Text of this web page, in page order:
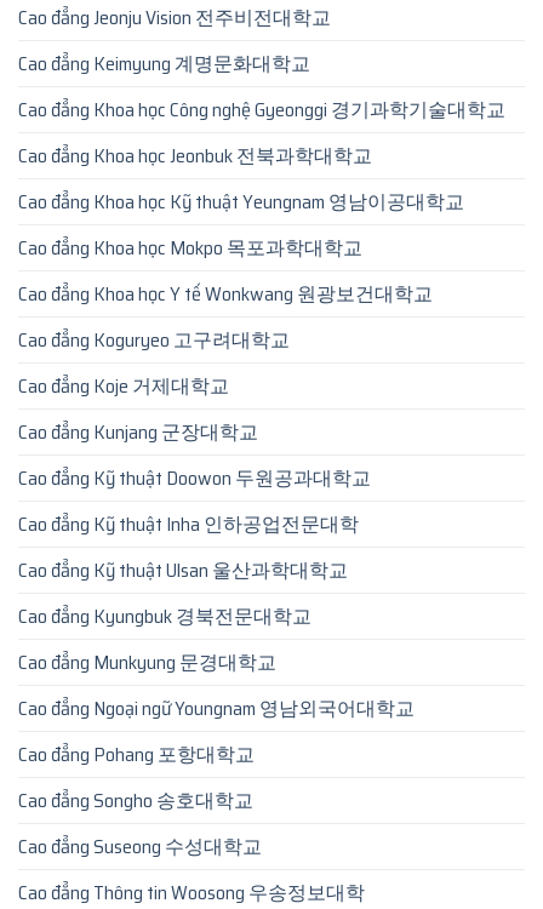
Cao đẳng Jeonju Vision 전주비전대학교
Cao đẳng Keimyung 계명문화대학교
Cao đẳng Khoa học Công nghệ Gyeonggi 경기과학기술대학교
Cao đẳng Khoa học Jeonbuk 전북과학대학교
Cao đẳng Khoa học Kỹ thuật Yeungnam 영남이공대학교
Cao đẳng Khoa học Mokpo 목포과학대학교
Cao đẳng Khoa học Y tế Wonkwang 원광보건대학교
Cao đẳng Koguryeo 고구려대학교
Cao đẳng Koje 거제대학교
Cao đẳng Kunjang 군장대학교
Cao đẳng Kỹ thuật Doowon 두원공과대학교
Cao đẳng Kỹ thuật Inha 인하공업전문대학
Cao đẳng Kỹ thuật Ulsan 울산과학대학교
Cao đẳng Kyungbuk 경북전문대학교
Cao đẳng Munkyung 문경대학교
Cao đẳng Ngoại ngữ Youngnam 영남외국어대학교
Cao đẳng Pohang 포항대학교
Cao đẳng Songho 송호대학교
Cao đẳng Suseong 수성대학교
Cao đẳng Thông tin Woosong 우송정보대학